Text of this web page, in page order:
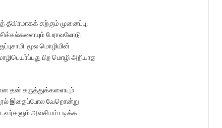
கற்கும் முனைப்பு,
பேராவலோடு
மூல மொழியின்
பிற மொழி அறியாத
தன் கருத்துக்களையும்
நூல் இதைப்போல வேறொன்று
அவசியம் படிக்க